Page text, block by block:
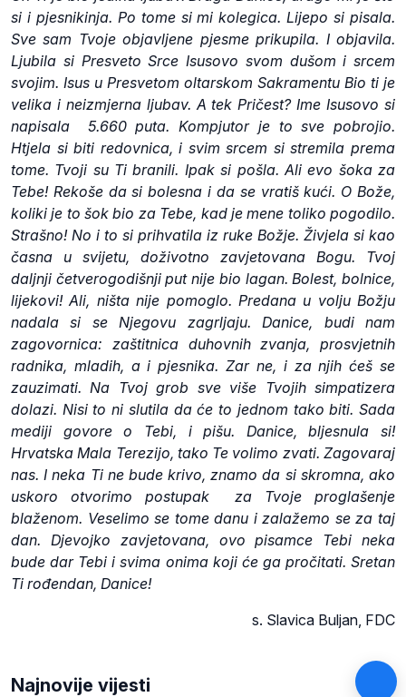
si i pjesnikinja. Po tome si mi kolegica. Lijepo si pisala.
Sve sam Tvoje objavljene pjesme prikupila. I objavila.
Ljubila si Presveto Srce Isusovo svom dušom i srcem
svojim. Isus u Presvetom oltarskom Sakramentu Bio ti je
velika i neizmjerna ljubav. A tek Pričest? Ime Isusovo si
napisala 5.660 puta. Kompjutor je to sve pobrojio.
Htjela si biti redovnica, i svim srcem si stremila prema
tome. Tvoji su Ti branili. Ipak si pošla. Ali evo šoka za
Tebe! Rekoše da si bolesna i da se vratiš kući. O Bože,
koliki je to šok bio za Tebe, kad je mene toliko pogodilo.
Strašno! No i to si prihvatila iz ruke Božje. Živjela si kao
časna u svijetu, doživotno zavjetovana Bogu. Tvoj
daljnji četverogodišnji put nije bio lagan. Bolest, bolnice,
lijekovi! Ali, ništa nije pomoglo. Predana u volju Božju
nadala si se Njegovu zagrljaju. Danice, budi nam
zagovornica: zaštitnica duhovnih zvanja, prosvjetnih
radnika, mladih, a i pjesnika. Zar ne, i za njih ćeš se
zauzimati. Na Tvoj grob sve više Tvojih simpatizera
dolazi. Nisi to ni slutila da će to jednom tako biti. Sada
mediji govore o Tebi, i pišu. Danice, bljesnula si!
Hrvatska Mala Terezijo, tako Te volimo zvati. Zagovaraj
nas. I neka Ti ne bude krivo, znamo da si skromna, ako
uskoro otvorimo postupak za Tvoje proglašenje
blaženom. Veselimo se tome danu i zalažemo se za taj
dan. Djevojko zavjetovana, ovo pisamce Tebi neka
bude dar Tebi i svima onima koji će ga pročitati. Sretan
Ti rođendan, Danice!
s. Slavica Buljan, FDC
Najnovije vijesti